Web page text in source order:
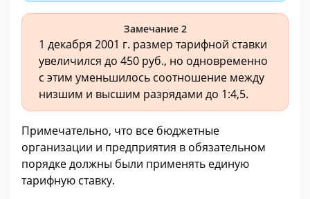
Замечание 2
1 декабря 2001 г. размер тарифной ставки
увеличился до 450 руб., но одновременно
с этим уменьшилось соотношение между
низшим и высшим разрядами до 1:4,5.
Примечательно, что все бюджетные
организации и предприятия в обязательном
порядке должны были применять единую
тарифную ставку.